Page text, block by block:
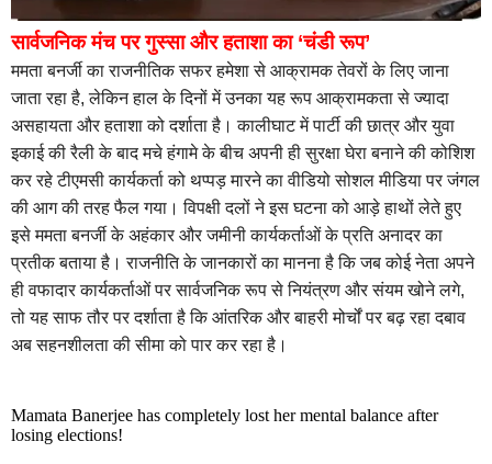
सार्वजनिक मंच पर गुस्सा और हताशा का ‘चंडी रूप’
ममता बनर्जी का राजनीतिक सफर हमेशा से आक्रामक तेवरों के लिए जाना
जाता रहा है, लेकिन हाल के दिनों में उनका यह रूप आक्रामकता से ज्यादा
असहायता और हताशा को दर्शाता है। कालीघाट में पार्टी की छात्र और युवा
इकाई की रैली के बाद मचे हंगामे के बीच अपनी ही सुरक्षा घेरा बनाने की कोशिश
कर रहे टीएमसी कार्यकर्ता को थप्पड़ मारने का वीडियो सोशल मीडिया पर जंगल
की आग की तरह फैल गया। विपक्षी दलों ने इस घटना को आड़े हाथों लेते हुए
इसे ममता बनर्जी के अहंकार और जमीनी कार्यकर्ताओं के प्रति अनादर का
प्रतीक बताया है। राजनीति के जानकारों का मानना है कि जब कोई नेता अपने
ही वफादार कार्यकर्ताओं पर सार्वजनिक रूप से नियंत्रण और संयम खोने लगे,
तो यह साफ तौर पर दर्शाता है कि आंतरिक और बाहरी मोर्चों पर बढ़ रहा दबाव
अब सहनशीलता की सीमा को पार कर रहा है।
Mamata Banerjee has completely lost her mental balance after
losing elections!